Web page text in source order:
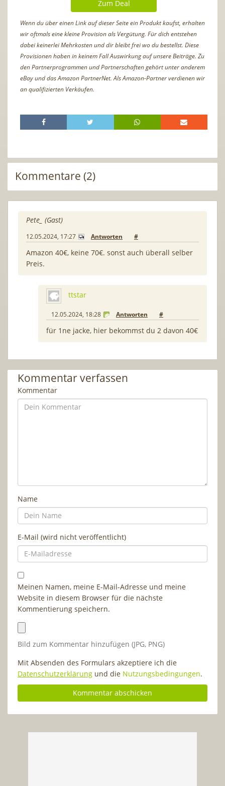
Zum Deal
Wenn du über einen Link auf dieser Seite ein Produkt kaufst, erhalten
wir oftmals eine kleine Provision als Vergütung. Für dich entstehen
dabei keinerlei Mehrkosten und dir bleibt frei wo du bestellst. Diese
Provisionen haben in keinem Fall Auswirkung auf unsere Beiträge. Zu
den Partnerprogrammen und Partnerschaften gehört unter anderem
eBay und das Amazon PartnerNet. Als Amazon-Partner verdienen wir
an qualifizierten Verkäufen.
Kommentare (2)
Pete_ (Gast)
12.05.2024, 17:27 Antworten #
Amazon 40€, keine 70€. sonst auch überall selber
Preis.
ttstar
12.05.2024, 18:28 Antworten #
für 1ne jacke, hier bekommst du 2 davon 40€
Kommentar verfassen
Kommentar
Name
E-Mail (wird nicht veröffentlicht)
Meinen Namen, meine E-Mail-Adresse und meine
Website in diesem Browser für die nächste
Kommentierung speichern.
Bild zum Kommentar hinzufügen (JPG, PNG)
Mit Absenden des Formulars akzeptiere ich die
Datenschutzerklärung und die Nutzungsbedingungen.